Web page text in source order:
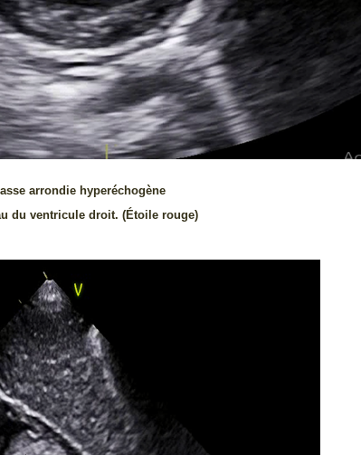
arrondie hyperéchogène
du ventricule droit. (Étoile rouge)